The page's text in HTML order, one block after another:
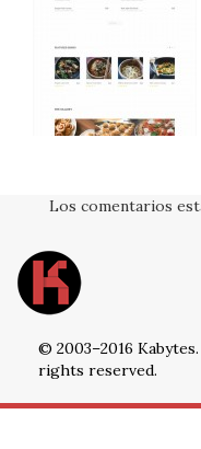
Los comentarios
© 2003–2016
rights reserved.